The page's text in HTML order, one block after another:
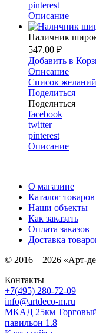
pinterest
Описание
Наличник
547.00 ₽
Добавить в
Описание
Список желаний
Поделиться
Поделиться
facebook
twitter
pinterest
Описание
О магазине
Каталог товаров
Наши объекты
Как заказать
Оплата заказов
Доставка
© 2016—2026 «Арт-
Контакты
+7(495) 280-72-09
info@artdeco-m.ru
МКАД 25км
павильон 1.8